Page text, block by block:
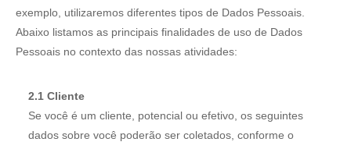
exemplo, utilizaremos diferentes tipos de Dados Pessoais.
Abaixo listamos as principais finalidades de uso de Dados
Pessoais no contexto das nossas atividades:
2.1 Cliente
Se você é um cliente, potencial ou efetivo, os seguintes
dados sobre você poderão ser coletados, conforme o